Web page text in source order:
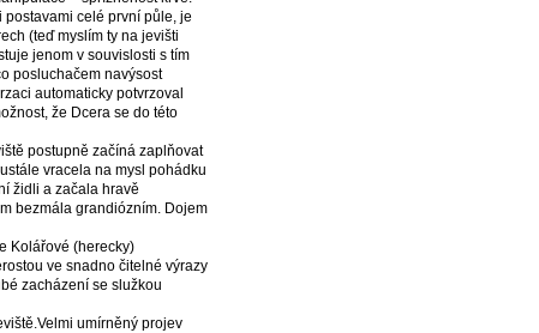
celé první půle, je
(teď myslím ty na jevišti
jenom v souvislosti s tím
posluchačem navýsost
automaticky potvrzoval
že Dcera se do této
postupně začíná zaplňovat
vracela na mysl pohádku
židli a začala hravě
bezmála grandiózním. Dojem
Kolářové (herecky)
ve snadno čitelné výrazy
zacházení se služkou
umírněný projev